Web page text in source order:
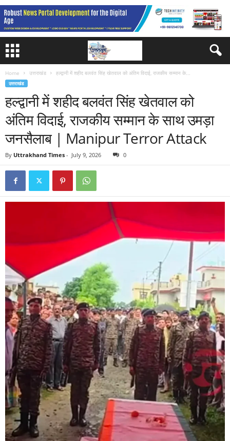
Home उत्तराखंड हल्द्वानी में शहीद बलवंत सिंह खेतवाल को अंतिम विदाई, राजकीय सम्मान के...
उत्तराखंड
हल्द्वानी में शहीद बलवंत सिंह खेतवाल को
अंतिम विदाई, राजकीय सम्मान के साथ उमड़ा
जनसैलाब | Manipur Terror Attack
By Uttrakhand Times - July 9, 2026 0